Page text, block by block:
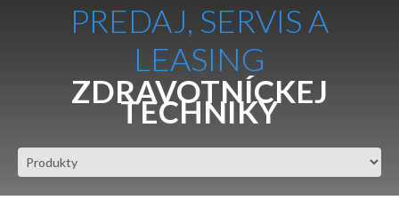
PREDAJ, SERVIS A
LEASING
ZDRAVOTNÍCKEJ
TECHNIKY